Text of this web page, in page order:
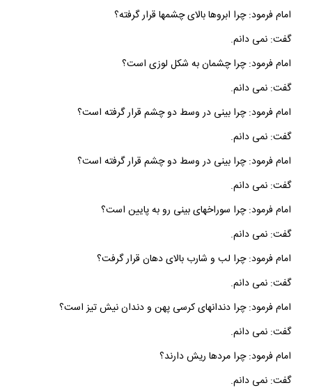
امام فرمود: چرا ابروها بالاى چشمها قرار گرفته؟
گفت: نمى‏ دانم.
امام فرمود: چرا چشمان به شكل لوزى است؟
گفت: نمى‏ دانم.
امام فرمود: چرا بينى در وسط دو چشم قرار گرفته است؟
گفت: نمى‏ دانم.
امام فرمود: چرا بينى در وسط دو چشم قرار گرفته است؟
گفت: نمى‏ دانم.
امام فرمود: چرا سوراخهاى بينى رو به پايين است؟
گفت: نمى‏ دانم.
امام فرمود: چرا لب و شارب بالاى دهان قرار گرفت؟
گفت: نمى ‏دانم.
امام فرمود: چرا دندانهاى كرسى پهن و دندان نيش تيز است؟
گفت: نمى‏ دانم.
امام فرمود: چرا مردها ريش دارند؟
گفت: نمى ‏دانم.